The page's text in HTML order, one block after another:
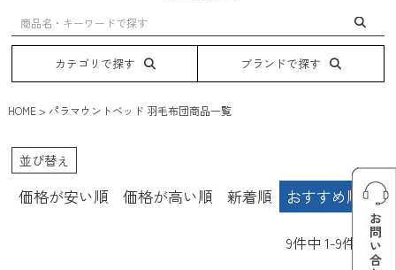
カテゴリで探す ブランドで探す
HOME パラマウントベッド 羽毛布団商品一覧
並び替え
価格が安い順 価格が高い順 新着順 おすすめ順
9件中 1-9件表示